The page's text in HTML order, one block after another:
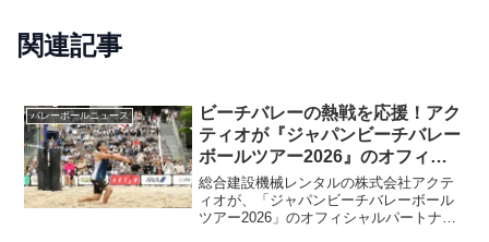
関連記事
バレーボールニュース
ビーチバレーの熱戦を応援！アク
ティオが『ジャパンビーチバレー
ボールツアー2026』のオフィシ
ャルパートナーに
総合建設機械レンタルの株式会社アクテ
ィオが、「ジャパンビーチバレーボール
ツアー2026」のオフィシャルパートナー